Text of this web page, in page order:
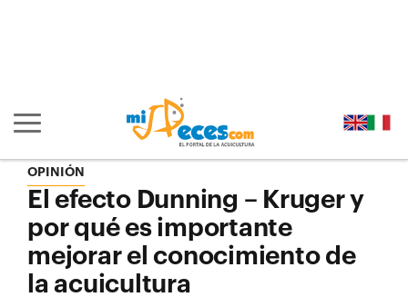
Mostrar/ocultar navegación principal
OPINIÓN
El efecto Dunning – Kruger y
por qué es importante
mejorar el conocimiento de
la acuicultura